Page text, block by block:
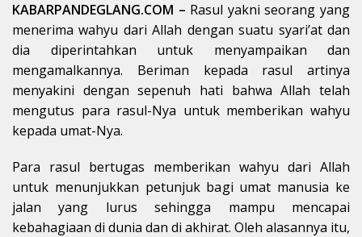
KABARPANDEGLANG.COM – Rasul yakni seorang yang
menerima wahyu dari Allah dengan suatu syari’at dan
dia diperintahkan untuk menyampaikan dan
mengamalkannya. Beriman kepada rasul artinya
menyakini dengan sepenuh hati bahwa Allah telah
mengutus para rasul-Nya untuk memberikan wahyu
kepada umat-Nya.
Para rasul bertugas memberikan wahyu dari Allah
untuk menunjukkan petunjuk bagi umat manusia ke
jalan yang lurus sehingga mampu mencapai
kebahagiaan di dunia dan di akhirat. Oleh alasannya itu,